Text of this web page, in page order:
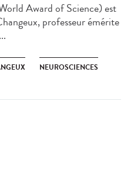
Award of Science) est
professeur émérite
NEUROSCIENCES